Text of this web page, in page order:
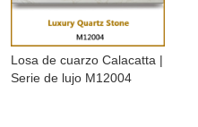
Losa de cuarzo Calacatta |
Serie de lujo M12004